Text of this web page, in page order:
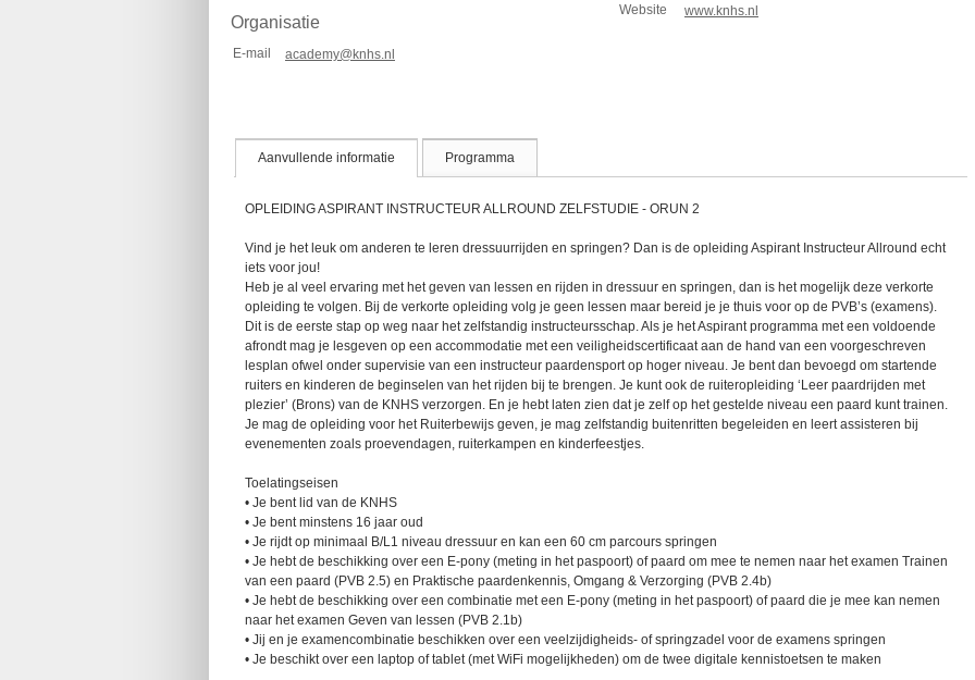
Organisatie
E-mail academy@knhs.nl
Website
www.knhs.nl
Aanvullende informatie Programma
OPLEIDING ASPIRANT INSTRUCTEUR ALLROUND ZELFSTUDIE - ORUN 2
Vind je het leuk om anderen te leren dressuurrijden en springen? Dan is de opleiding Aspirant Instructeur Allround echt
iets voor jou!
Heb je al veel ervaring met het geven van lessen en rijden in dressuur en springen, dan is het mogelijk deze verkorte
opleiding te volgen. Bij de verkorte opleiding volg je geen lessen maar bereid je je thuis voor op de PVB’s (examens).
Dit is de eerste stap op weg naar het zelfstandig instructeursschap. Als je het Aspirant programma met een voldoende
afrondt mag je lesgeven op een accommodatie met een veiligheidscertificaat aan de hand van een voorgeschreven
lesplan ofwel onder supervisie van een instructeur paardensport op hoger niveau. Je bent dan bevoegd om startende
ruiters en kinderen de beginselen van het rijden bij te brengen. Je kunt ook de ruiteropleiding ‘Leer paardrijden met
plezier’ (Brons) van de KNHS verzorgen. En je hebt laten zien dat je zelf op het gestelde niveau een paard kunt trainen.
Je mag de opleiding voor het Ruiterbewijs geven, je mag zelfstandig buitenritten begeleiden en leert assisteren bij
evenementen zoals proevendagen, ruiterkampen en kinderfeestjes.
Toelatingseisen
• Je bent lid van de KNHS
• Je bent minstens 16 jaar oud
• Je rijdt op minimaal B/L1 niveau dressuur en kan een 60 cm parcours springen
• Je hebt de beschikking over een E-pony (meting in het paspoort) of paard om mee te nemen naar het examen Trainen
van een paard (PVB 2.5) en Praktische paardenkennis, Omgang & Verzorging (PVB 2.4b)
• Je hebt de beschikking over een combinatie met een E-pony (meting in het paspoort) of paard die je mee kan nemen
naar het examen Geven van lessen (PVB 2.1b)
• Jij en je examencombinatie beschikken over een veelzijdigheids- of springzadel voor de examens springen
• Je beschikt over een laptop of tablet (met WiFi mogelijkheden) om de twee digitale kennistoetsen te maken